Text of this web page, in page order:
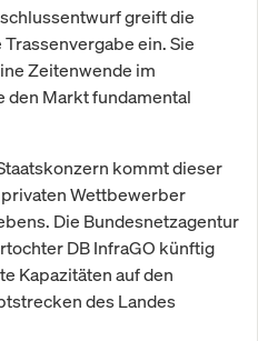
greift die
ein. Sie
Zeitenwende im
den Markt fundamental
kommt dieser
Wettbewerber
Die Bundesnetzagentur
DB InfraGO künftig
Kapazitäten auf den
des Landes